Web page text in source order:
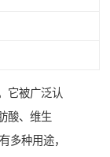
它被广泛认
酸、维生
多种用途，